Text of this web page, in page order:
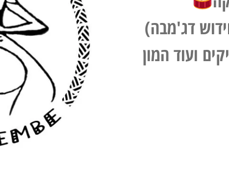
דג'מבה)
ועוד המון